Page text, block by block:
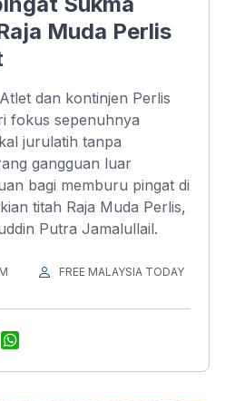
Muda Perlis
dan kontinjen Perlis
fokus sepenuhnya
jurulatih tanpa
gangguan luar
bagi memburu pingat di
titah Raja Muda Perlis,
Putra Jamalullail.
FREE MALAYSIA TODAY
a